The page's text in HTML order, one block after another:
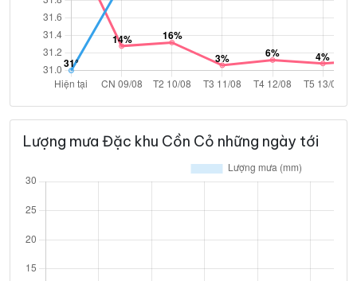
Lượng mưa Đặc khu Cồn Cỏ những ngày tới